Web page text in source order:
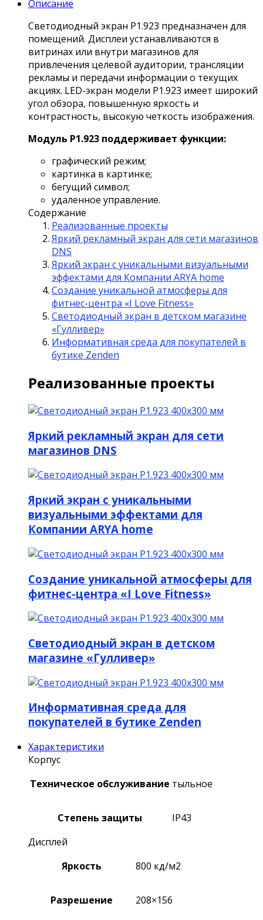
Описание
Светодиодный экран P1.923 предназначен для
помещений. Дисплеи устанавливаются в
витринах или внутри магазинов для
привлечения целевой аудитории, трансляции
рекламы и передачи информации о текущих
акциях. LED-экран модели Р1.923 имеет широкий
угол обзора, повышенную яркость и
контрастность, высокую четкость изображения.
Модуль Р1.923 поддерживает функции:
графический режим;
картинка в картинке;
бегущий символ;
удаленное управление.
Содержание
Реализованные проекты
Яркий рекламный экран для сети магазинов
DNS
Яркий экран с уникальными визуальными
эффектами для Компании ARYA home
Создание уникальной атмосферы для
фитнес-центра «I Love Fitness»
Светодиодный экран в детском магазине
«Гулливер»
Информативная среда для покупателей в
бутике Zenden
Реализованные проекты
Яркий рекламный экран для сети
магазинов DNS
Яркий экран с уникальными
визуальными эффектами для
Компании ARYA home
Создание уникальной атмосферы для
фитнес-центра «I Love Fitness»
Светодиодный экран в детском
магазине «Гулливер»
Информативная среда для
покупателей в бутике Zenden
Характеристики
Корпус
Техническое обслуживание тыльное
Степень защиты
IP43
Дисплей
Яркость
800 кд/м2
Разрешение 208×156